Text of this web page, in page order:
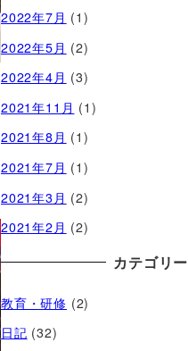
2022年7月 (1)
2022年5月 (2)
2022年4月 (3)
2021年11月 (1)
2021年8月 (1)
2021年7月 (1)
2021年3月 (2)
2021年2月 (2)
カテゴリー
教育・研修 (2)
日記 (32)